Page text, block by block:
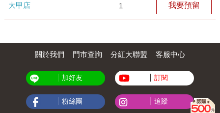
大甲店 1 我要預留
關於我們 門市查詢 分紅大聯盟 客服中心
加好友 訂閱
粉絲團 追蹤